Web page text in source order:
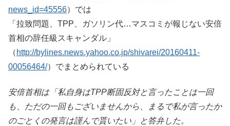
news_id=45556）では
「拉致問題、TPP、ガソリン代…マスコミが報じない安倍
首相の辞任級スキャンダル」
（ http://bylines.news.yahoo.co.jp/shivarei/20160411-
00056464/）でまとめられている
安倍首相は「私自身はTPP断固反対と言ったことは一回
も、ただの一回もございませんから、まるで私が言ったか
のごとくの発言は謹んで貰いたい」と答弁した。